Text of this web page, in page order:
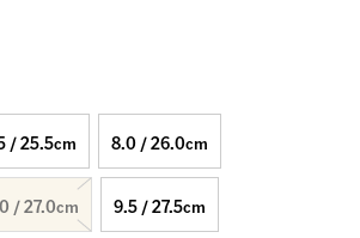
/ 25.5cm 8.0 / 26.0cm
/ 27.0cm 9.5 / 27.5cm